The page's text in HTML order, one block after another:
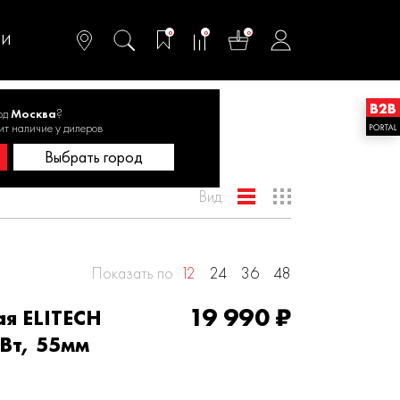
0 0 0
Москва?
наличие у дилеров
Выбрать город
Вид:
Показать по 12 24 36 48
ELITECH
55мм
19 990 ₽